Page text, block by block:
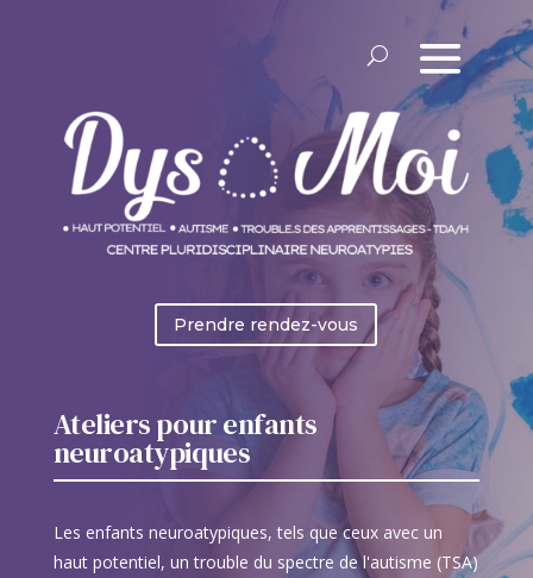
Prendre rendez-vous
Ateliers pour enfants
neuroatypiques
Les enfants neuroatypiques, tels que ceux avec un
haut potentiel, un trouble du spectre de l'autisme (TSA)